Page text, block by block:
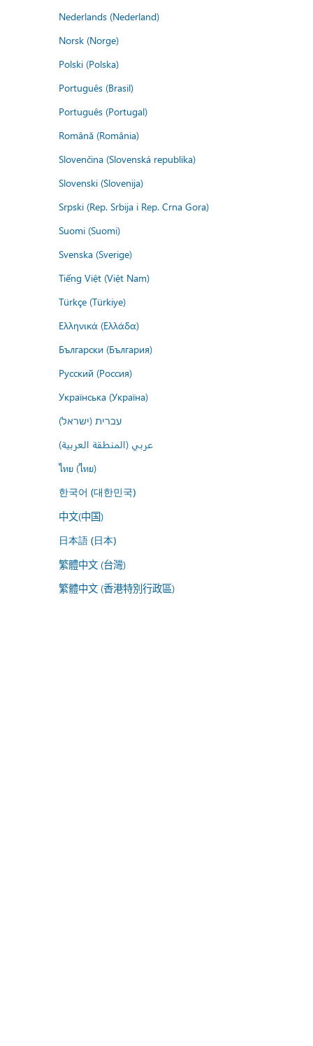
Nederlands (Nederland)
Norsk (Norge)
Polski (Polska)
Português (Brasil)
Português (Portugal)
Română (România)
Slovenčina (Slovenská republika)
Slovenski (Slovenija)
Srpski (Rep. Srbija i Rep. Crna Gora)
Suomi (Suomi)
Svenska (Sverige)
Tiếng Việt (Việt Nam)
Türkçe (Türkiye)
Ελληνικά (Ελλάδα)
Български (България)
Русский (Россия)
Українська (Україна)
עברית (ישראל)
عربي (المنطقة العربية)
ไทย (ไทย)
한국어 (대한민국)
中文(中国)
日本語 (日本)
繁體中文 (台灣)
繁體中文 (香港特別行政區)